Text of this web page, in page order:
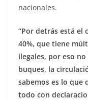
nacionales.
“Por detrás está el
40%, que tiene
ilegales, por eso
buques, la
sabemos es lo que
todo con